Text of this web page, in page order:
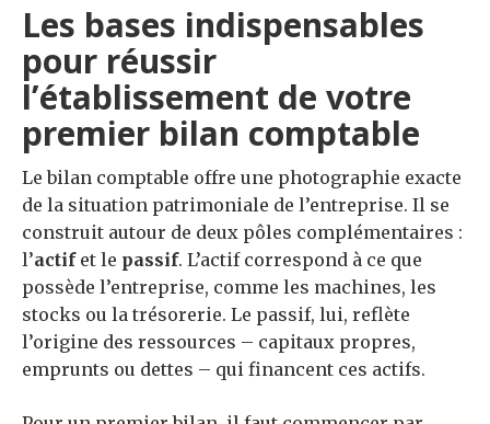
Les bases indispensables
pour réussir
l’établissement de votre
premier bilan comptable
Le bilan comptable offre une photographie exacte
de la situation patrimoniale de l’entreprise. Il se
construit autour de deux pôles complémentaires :
l’actifet le passif. L’actif correspond à ce que
possède l’entreprise, comme les machines, les
stocks ou la trésorerie. Le passif, lui, reflète
l’origine des ressources – capitaux propres,
emprunts ou dettes – qui financent ces actifs.